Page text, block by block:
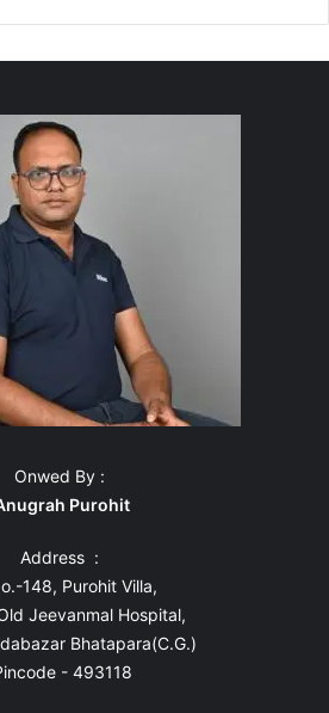
Onwed By :
Purohit
Address :
148, Purohit Villa,
Jeevanmal Hospital,
Bhatapara(C.G.)
- 493118